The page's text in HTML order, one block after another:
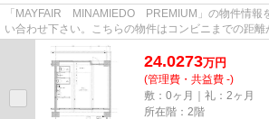
「MAYFAIR MINAMIEDO PREMIUM」の物件情報
い合わせ下さい。こちらの物件はコンビニまでの距
件は駅まで徒歩で12分で到着します。落...
24.0273万円
(管理費・共益費 -)
敷：0ヶ月｜礼：2ヶ月
所在階：2階